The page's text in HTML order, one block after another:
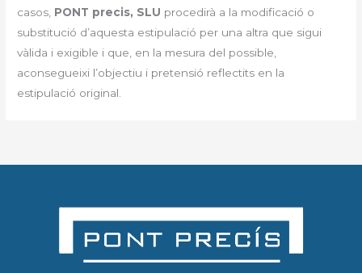
casos, PONT precis, SLU procedirà a la modificació o
substitució d’aquesta estipulació per una altra que sigui
vàlida i exigible i que, en la mesura del possible,
aconsegueixi l’objectiu i pretensió reflectits en la
estipulació original.